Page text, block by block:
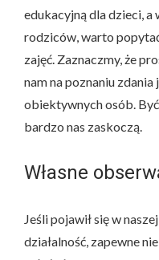
edukacyjną dla dzieci, a
rodziców, warto
zajęć. Zaznaczmy, że
nam na poznaniu
obiektywnych osób.
bardzo nas zaskoczą.
Własne
Jeśli pojawił się w
działalność, zapewne